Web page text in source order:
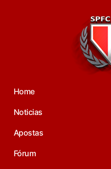
Home
Noticias
Apostas
Fórum